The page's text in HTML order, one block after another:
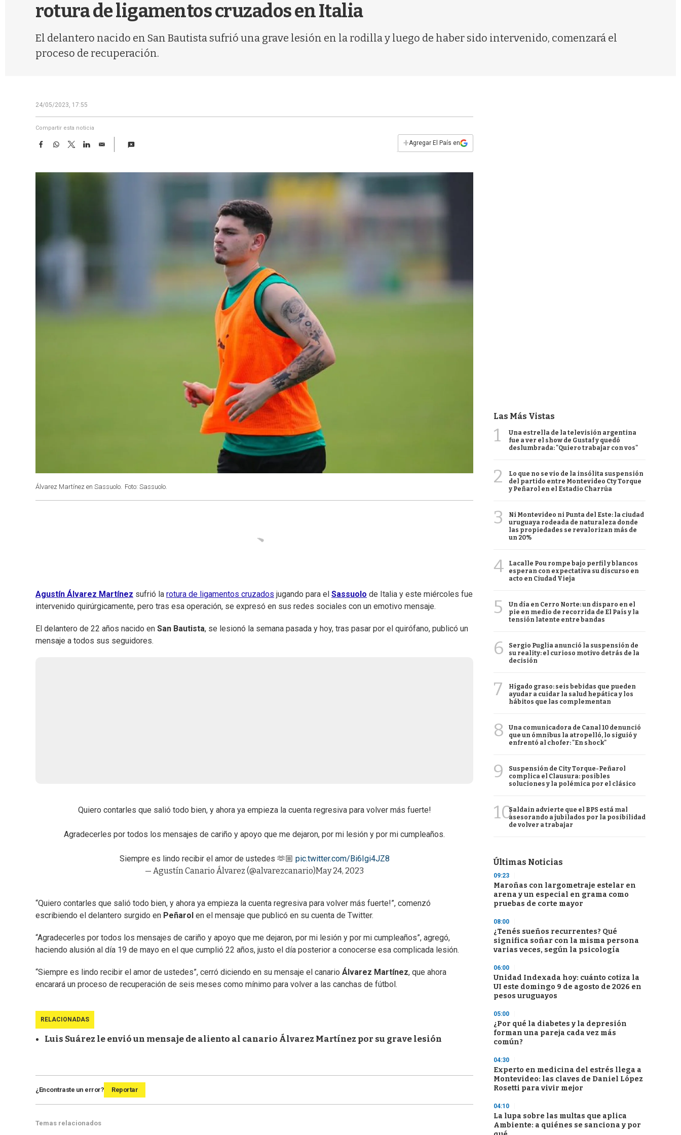
rotura de ligamentos cruzados en Italia
El delantero nacido en San Bautista sufrió una grave lesión en la rodilla y luego de haber sido intervenido, comenzará el
proceso de recuperación.
24/05/2023, 17:55
Compartir esta noticia
F
e
W
t
T
w
t
L
k
E
i
+Agregar El País en
Álvarez Martínez en Sassuolo. Foto: Sassuolo.
Agustín Álvarez Martínez sufrió la rotura de ligamentos cruzados jugando para el Sassuolo de Italia y este miércoles fue
intervenido quirúrgicamente, pero tras esa operación, se expresó en sus redes sociales con un emotivo mensaje.
El delantero de 22 años nacido en San Bautista, se lesionó la semana pasada y hoy, tras pasar por el quirófano, publicó un
mensaje a todos sus seguidores.
Quiero contarles que salió todo bien, y ahora ya empieza la cuenta regresiva para volver más fuerte!
Agradecerles por todos los mensajes de cariño y apoyo que me dejaron, por mi lesión y por mi cumpleaños.
Siempre es lindo recibir el amor de ustedes 🫶🏼 pic.twitter.com/Bi6Igi4JZ8
— Agustín Canario Álvarez (@alvarezcanario)May 24, 2023
“Quiero contarles que salió todo bien, y ahora ya empieza la cuenta regresiva para volver más fuerte!”, comenzó
escribiendo el delantero surgido en Peñarol en el mensaje que publicó en su cuenta de Twitter.
“Agradecerles por todos los mensajes de cariño y apoyo que me dejaron, por mi lesión y por mi cumpleaños”, agregó,
haciendo alusión al día 19 de mayo en el que cumplió 22 años, justo el día posterior a conocerse esa complicada lesión.
“Siempre es lindo recibir el amor de ustedes”, cerró diciendo en su mensaje el canario Álvarez Martínez, que ahora
encarará un proceso de recuperación de seis meses como mínimo para volver a las canchas de fútbol.
RELACIONADAS
Luis Suárez le envió un mensaje de aliento al canario Álvarez Martínez por su grave lesión
¿Encontraste un error? Reportar
Temas relacionados
Las Más Vistas
1
Una estrella de la televisión argentina
fue a ver el show de Gustaf y quedó
deslumbrada: "Quiero trabajar con vos"
2
Lo que no se vio de la insólita suspensión
del partido entre Montevideo Cty Torque
y Peñarol en el Estadio Charrúa
3
Ni Montevideo ni Punta del Este: la ciudad
uruguaya rodeada de naturaleza donde
las propiedades se revalorizan más de
un 20%
4
Lacalle Pou rompe bajo perfil y blancos
esperan con expectativa su discurso en
acto en Ciudad Vieja
5
Un día en Cerro Norte: un disparo en el
pie en medio de recorrida de El País y la
tensión latente entre bandas
6
Sergio Puglia anunció la suspensión de
su reality: el curioso motivo detrás de la
decisión
7
Hígado graso: seis bebidas que pueden
ayudar a cuidar la salud hepática y los
hábitos que las complementan
8
Una comunicadora de Canal 10 denunció
que un ómnibus la atropelló, lo siguió y
enfrentó al chofer: "En shock"
9
Suspensión de City Torque-Peñarol
complica el Clausura: posibles
soluciones y la polémica por el clásico
10Saldain advierte que el BPS está mal
asesorando a jubilados por la posibilidad
de volver a trabajar
Últimas Noticias
09:23
Maroñas con largometraje estelar en
arena y un especial en grama como
pruebas de corte mayor
08:00
¿Tenés sueños recurrentes? Qué
significa soñar con la misma persona
varias veces, según la psicología
06:00
Unidad Indexada hoy: cuánto cotiza la
UI este domingo 9 de agosto de 2026 en
pesos uruguayos
05:00
¿Por qué la diabetes y la depresión
forman una pareja cada vez más
común?
04:30
Experto en medicina del estrés llega a
Montevideo: las claves de Daniel López
Rosetti para vivir mejor
04:10
La lupa sobre las multas que aplica
Ambiente: a quiénes se sanciona y por